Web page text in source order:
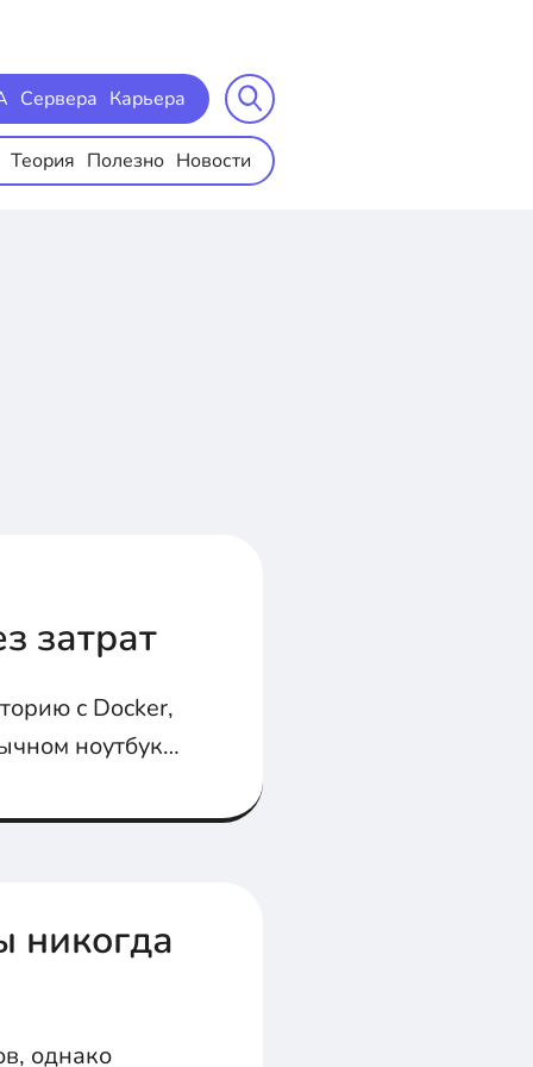
Сервера Карьера
Теория Полезно Новости
затрат
с Docker,
ноутбуке
никогда
однако